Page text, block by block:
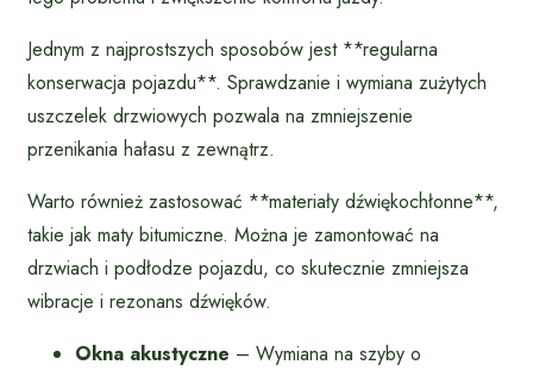
Jednym z najprostszych sposobów jest **regularna
konserwacja pojazdu**. Sprawdzanie i wymiana zużytych
uszczelek drzwiowych pozwala na zmniejszenie
przenikania hałasu z zewnątrz.
Warto również zastosować **materiały dźwiękochłonne**,
takie jak maty bitumiczne. Można je zamontować na
drzwiach i podłodze pojazdu, co skutecznie zmniejsza
wibracje i rezonans dźwięków.
Okna akustyczne – Wymiana na szyby o